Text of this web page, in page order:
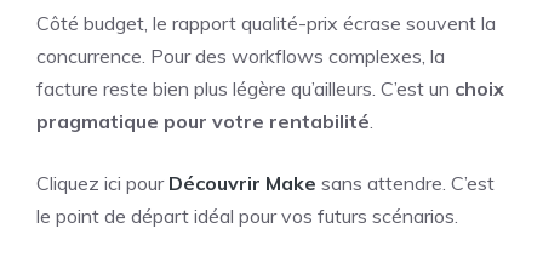
Côté budget, le rapport qualité-prix écrase souvent la
concurrence. Pour des workflows complexes, la
facture reste bien plus légère qu’ailleurs. C’est un choix
pragmatique pour votre rentabilité
Cliquez ici pour Découvrir Make sans attendre. C’est
le point de départ idéal pour vos futurs scénarios.